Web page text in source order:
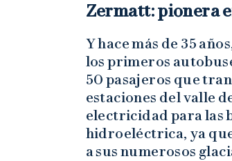
Zermatt: pionera
Y hace más de 35
los primeros
50 pasajeros que
estaciones del valle
electricidad para las
hidroeléctrica, ya
a sus numerosos